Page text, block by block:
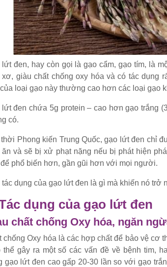
lứt đen, hay còn gọi là gạo cẩm, gạo tím, là
xơ, giàu chất chống oxy hóa và có tác dụng
loại gạo này thường cao hơn các loại gạo
lứt đen chứa 5g protein – cao hơn gạo trắng
có.
Phong kiến Trung Quốc, gạo lứt đen chỉ
ăn và sẽ bị xử phạt nặng nếu bị phát hiện
phổ biến hơn, gần gũi hơn với mọi người.
tác dụng của gạo lứt đen là gì mà khiến nó trở
dụng của gạo lứt đen
chất chống Oxy hóa, ngăn
chống Oxy hóa là các hợp chất để bảo vệ cơ
thể gây ra một số các vấn đề về bệnh tim,
gạo lứt đen cao gấp 20-30 lần so với gạo